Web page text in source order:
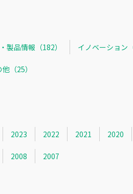
製品情報（182） イノベーション
（25）
2023 2022 2021 2020
2008 2007